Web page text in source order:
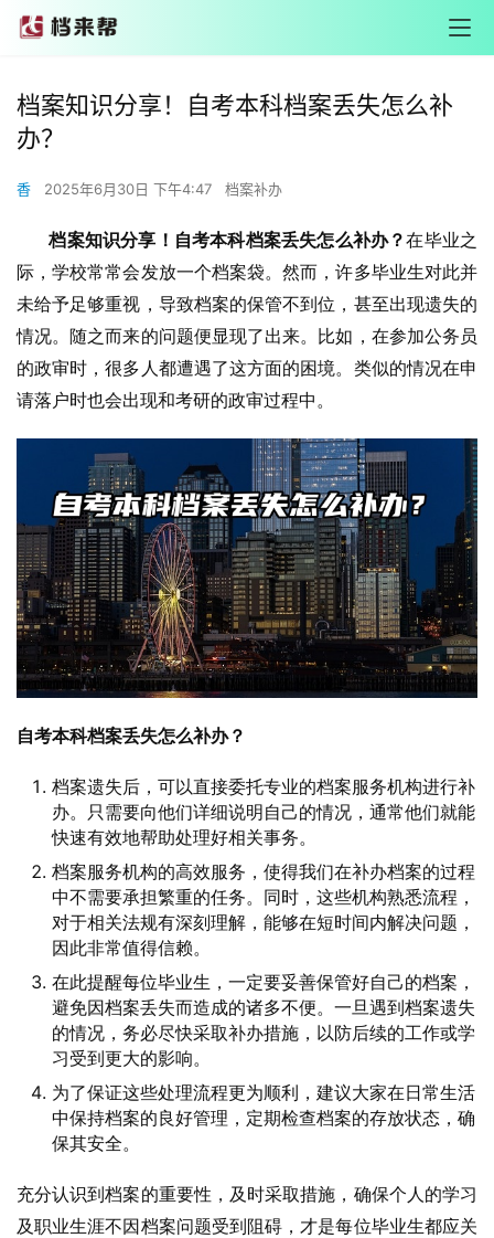
档案知识分享！自考本科档案丢失怎么补
办？
香 2025年6月30日 下午4:47 档案补办
档案知识分享！自考本科档案丢失怎么补办？在毕业之
际，学校常常会发放一个档案袋。然而，许多毕业生对此并
未给予足够重视，导致档案的保管不到位，甚至出现遗失的
情况。
随之而来的问题便显现了出来。比如，在参加公务员
的政审时，很多人都遭遇了这方面的困境。类似的情况在申
请落户时也会出现和考研的政审过程中。
自考本科档案丢失怎么补办？
档案遗失后，可以直接委托专业的档案服务机构进行补
办。只需要向他们详细说明自己的情况，通常他们就能
快速有效地帮助处理好相关事务。
档案服务机构的高效服务，使得我们在补办档案的过程
中不需要承担繁重的任务。同时，这些机构熟悉流程，
对于相关法规有深刻理解，能够在短时间内解决问题，
因此非常值得信赖。
在此提醒每位毕业生，一定要妥善保管好自己的档案，
避免因档案丢失而造成的诸多不便。一旦遇到档案遗失
的情况，务必尽快采取补办措施，以防后续的工作或学
习受到更大的影响。
为了保证这些处理流程更为顺利，建议大家在日常生活
中保持档案的良好管理，定期检查档案的存放状态，确
保其安全。
充分认识到档案的重要性，及时采取措施，确保个人的学习
及职业生涯不因档案问题受到阻碍，才是每位毕业生都应关